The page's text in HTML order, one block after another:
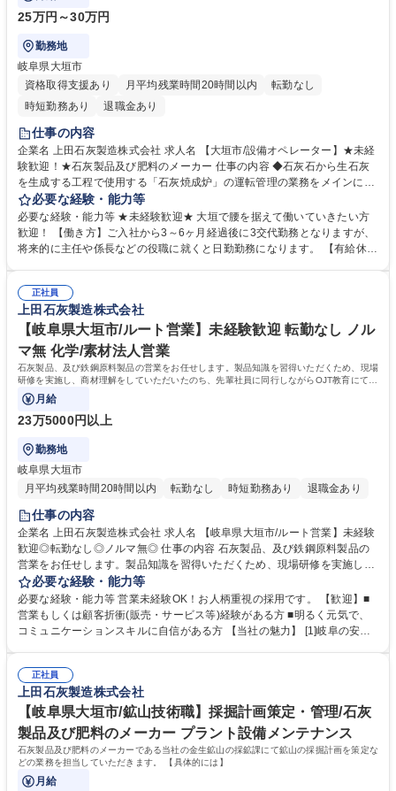
25万円～30万円
勤務地
岐阜県大垣市
資格取得支援あり
月平均残業時間20時間以内
転勤なし
時短勤務あり
退職金あり
仕事の内容
企業名 上田石灰製造株式会社 求人名 【大垣市/設備オペレーター】★未経
験歓迎！★石灰製品及び肥料のメーカー 仕事の内容 ◆石灰石から生石灰
を生成する工程で使用する「石灰焼成炉」の運転管理の業務をメインにお
任せいたします。熱い中での作業や、重い物の持ち運びなどの業務は原則
ございませんのでご安心ください。室内作業◎ 【業務詳細】[1]石灰焼成
炉の運転管理:機械トラブルが発生していないかの監視を主にお任せしま
す。 その他、生成された生石灰を貯蔵するタンクの切り替えなどの業務、
◎しっかりOJTがあるのでご安心ください◎ 募集職種 【大垣市/設備オペ
レーター】★未経験歓迎！★石灰製品及び肥料のメーカー
必要な経験・能力等
必要な経験・能力等 ★未経験歓迎★ 大垣で腰を据えて働いていきたい方
歓迎！ 【働き方】ご入社から3～6ヶ月経過後に3交代勤務となりますが、
将来的に主任や係長などの役職に就くと日勤勤務になります。 【有給休暇
職に就いていただいたり、その他の業務へのジョブチェンジなどの可能性
もございます 学歴・資格 学歴：大学院 大学 高専 短大 専修学校 高校 語学
力： 資格：第一種運転免許普通自動車
正社員
上田石灰製造株式会社
【岐阜県大垣市/ルート営業】未経験歓迎 転勤なし ノル
マ無 化学/素材法人営業
石灰製品、及び鉄鋼原料製品の営業をお任せします。製品知識を習得いただくため、現場
研修を実施し、商材理解をしていただいたのち、先輩社員に同行しながらOJT教育にて業
務を学んでいっていただきます。
月給
23万5000円以上
勤務地
岐阜県大垣市
月平均残業時間20時間以内
転勤なし 時短勤務あり 退職金あり
仕事の内容
企業名 上田石灰製造株式会社 求人名 【岐阜県大垣市/ルート営業】未経験
歓迎◎転勤なし◎ノルマ無◎ 仕事の内容 石灰製品、及び鉄鋼原料製品の
営業をお任せします。製品知識を習得いただくため、現場研修を実施し、
商材理解をしていただいたのち、先輩社員に同行しながらOJT教育にて業
務を学んでいっていただきます。 【業務詳細】既存顧客へのルート営業で
す。顧客は中部圏の企業が中心ですが、全国にお客様がいらっしゃるた
め、宿泊を伴う出張も発生します。営業スタイルは自由度が高く、訪問頻
水の中和処理、道路や建物の基礎工事、建設残土の処理や再利用など、幅
広い用途で使用されます。 募集職種 【岐阜県大垣市/ルート営業】未経験
歓迎◎転勤なし◎ノルマ無◎
必要な経験・能力等
必要な経験・能力等 営業未経験OK！お人柄重視の採用です。 【歓迎】■
営業もしくは顧客折衝(販売・サービス等)経験がある方 ■明るく元気で、
コミュニケーションスキルに自信がある方 【当社の魅力】 [1]岐阜の安定
ル事業にも力を入れております。 [2]働きやすさ抜群:業務時間が少なく、
休日もしっかりとれるので家族との時間を大切にしていただくことができ
ます。 学歴・資格 学歴：大学院 大学 高専 短大 専修学校 高校 語学力：
資格：第一種運転免許普通自動車
正社員
上田石灰製造株式会社
【岐阜県大垣市/鉱山技術職】採掘計画策定・管理/石灰
製品及び肥料のメーカー プラント設備メンテナンス
石灰製品及び肥料のメーカーである当社の金生鉱山の採鉱課にて鉱山の採掘計画を策定な
どの業務を担当していただきます。 【具体的には】
月給